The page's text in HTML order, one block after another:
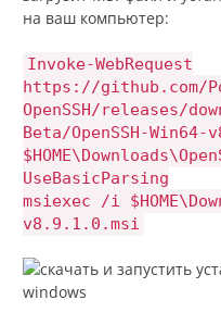
на ваш компьютер:
Invoke-WebRequest
https://github.com/
OpenSSH/releases/
Beta/OpenSSH-
UseBasicParsing
msiexec /i
v8.9.1.0.msi